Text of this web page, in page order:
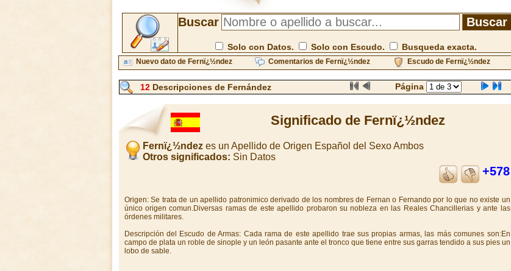
Buscar
Solo con Datos. Solo con Escudo. Busqueda exacta.
Nuevo dato de Fernï¿½ndez Comentarios de Fernï¿½ndez Escudo de Fernï¿½ndez
12 Descripciones de Fernández Página
Significado de Fernï¿½ndez
Fernï¿½ndezes un Apellido de Origen Español del Sexo Ambos
Otros significados: Sin Datos
+578
Origen: Se trata de un apellido patronimico derivado de los nombres de Fernan o Fernando por lo que no existe un
único origen comun.Diversas ramas de este apellido probaron su nobleza en las Reales Chancillerias y ante las
órdenes militares.
Descripción del Escudo de Armas: Cada rama de este apellido trae sus propias armas, las más comunes son:En
campo de plata un roble de sinople y un león pasante ante el tronco que tiene entre sus garras tendido a sus pies un
lobo de sable.